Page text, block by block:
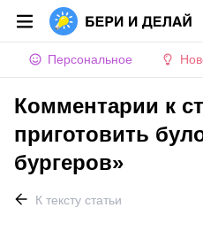
Персональное
Комментарии к
приготовить
бургеров»
К тексту статьи